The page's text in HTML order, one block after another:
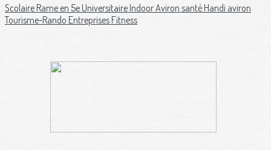
Scolaire Rame en 5e UniversitaireIndoorAviron santéHandi aviron
Tourisme-Rando EntreprisesFitness